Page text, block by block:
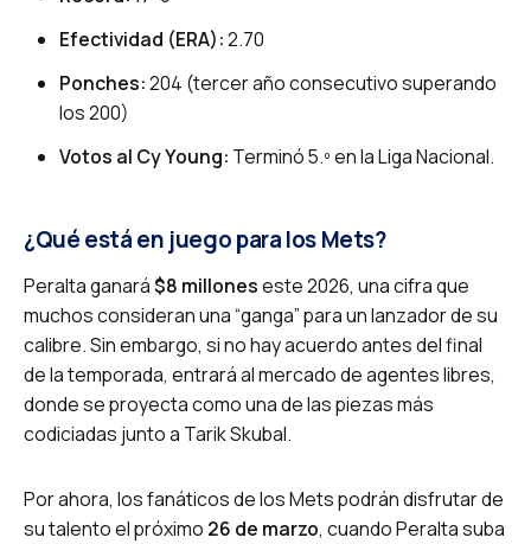
Efectividad (ERA):2.70
Ponches:204 (tercer año consecutivo superando
los 200)
Votos al Cy Young: Terminó 5.º en la Liga Nacional.
¿Qué está en juego para los Mets?
Peralta ganará$8 milloneseste 2026, una cifra que
muchos consideran una “ganga” para un lanzador de su
calibre. Sin embargo, si no hay acuerdo antes del final
de la temporada, entrará al mercado de agentes libres,
donde se proyecta como una de las piezas más
codiciadas junto a Tarik Skubal.
Por ahora, los fanáticos de los Mets podrán disfrutar de
su talento el próximo 26 de marzo, cuando Peralta suba